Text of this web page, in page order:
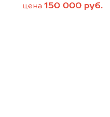
цена 150 000 руб.